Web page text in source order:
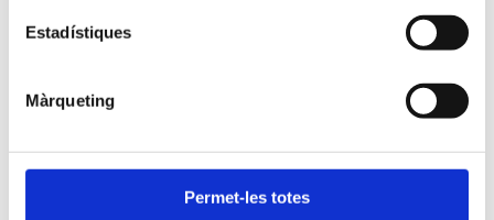
Estadístiques
Màrqueting
Permet-les totes
– Carnisseria Charlie
– Formatgeria Eugene
– Supermercats Dis-Seu